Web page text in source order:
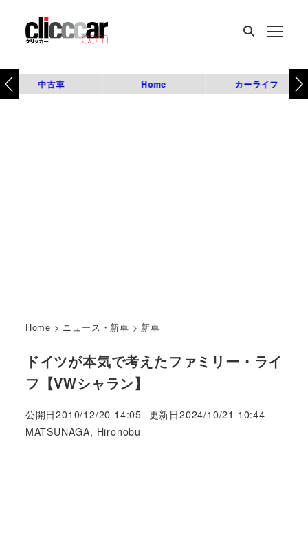
中古車 Home カーライフ
Home > ニュース・新車 > 新車
ドイツが本気で考えたファミリー・ライ
フ【VWシャラン】
公開日2010/12/20 14:05 更新日2024/10/21 10:44
著
MATSUNAGA, Hironobu